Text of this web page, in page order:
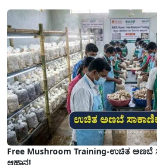
Free Mushroom Training-ಉಚಿತ ಅಣಬೆ
ಆಹ್ವಾನ!